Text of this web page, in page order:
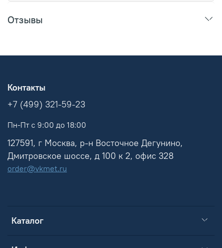
Отзывы
Каталог
Контакты
+7 (499) 321-59-23
Пн-Пт с 9:00 до 18:00
127591, г Москва, р-н Восточное Дегунино,
Дмитровское шоссе, д 100 к 2, офис 328
order@vkmet.ru